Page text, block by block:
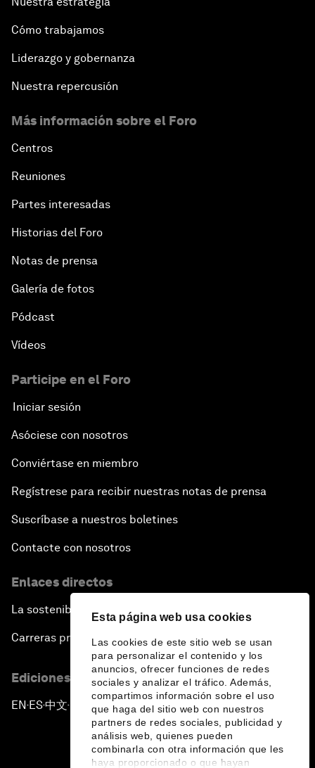
Esta página web usa cookies
Las cookies de este sitio web se usan
para personalizar el contenido y los
anuncios, ofrecer funciones de redes
sociales y analizar el tráfico. Además,
compartimos información sobre el uso
que haga del sitio web con nuestros
partners de redes sociales, publicidad y
análisis web, quienes pueden
combinarla con otra información que les
haya proporcionado o que hayan
Cómo trabajamos
Liderazgo y gobernanza
Nuestra repercusión
Más información sobre el Foro
Centros
Reuniones
Partes interesadas
Historias del Foro
Notas de prensa
Galería de fotos
Pódcast
Vídeos
Participe en el Foro
Iniciar sesión
Asóciese con nosotros
Conviértase en miembro
Regístrese para recibir nuestras notas de prensa
Suscríbase a nuestros boletines
Contacte con nosotros
Enlaces directos
La sostenibilidad en el Foro
Carreras profesionales
Ediciones en otros idiomas
EN ▪ES▪中文▪ 日本語